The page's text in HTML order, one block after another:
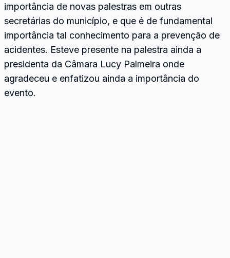
importância de novas palestras em outras
secretárias do município, e que é de fundamental
importância tal conhecimento para a prevenção de
acidentes. Esteve presente na palestra ainda a
presidenta da Câmara Lucy Palmeira onde
agradeceu e enfatizou ainda a importância do
evento.